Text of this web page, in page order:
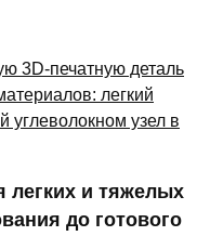
легких и тяжелых
до готового